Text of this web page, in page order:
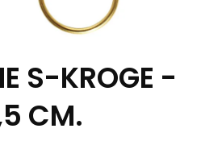
S-KROGE -
CM.